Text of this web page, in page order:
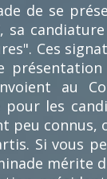
de se
sa
Ces
présentation
au
les
peu connus,
Si vous
mérite